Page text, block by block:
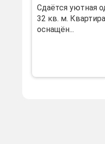
Сдаётся уютная
32 кв. м.
оснащён...